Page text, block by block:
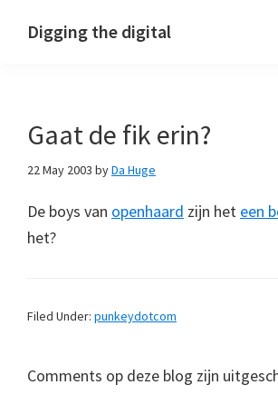
Digging the digital
Gaat de fik erin?
22 May 2003 byDa Huge
De boys van openhaard zijn het een
het?
Filed Under: punkeydotcom
Comments op deze blog zijn